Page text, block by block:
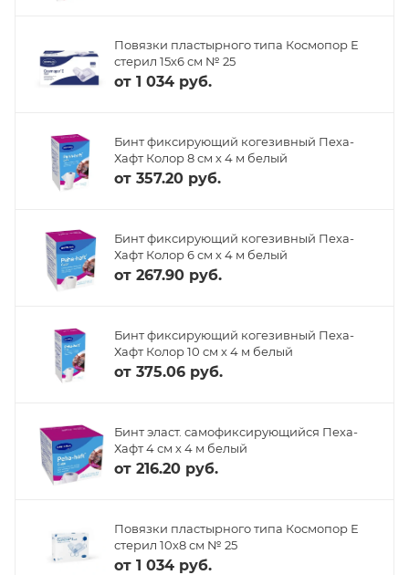
Повязки пластырного типа Космопор Е
стерил 15х6 см № 25
от 1 034 руб.
Бинт фиксирующий когезивный Пеха-
Хафт Колор 8 см х 4 м белый
от 357.20 руб.
Бинт фиксирующий когезивный Пеха-
Хафт Колор 6 см х 4 м белый
от 267.90 руб.
Бинт фиксирующий когезивный Пеха-
Хафт Колор 10 см х 4 м белый
от 375.06 руб.
Бинт эласт. самофиксирующийся Пеха-
Хафт 4 см х 4 м белый
от 216.20 руб.
Повязки пластырного типа Космопор Е
стерил 10х8 см № 25
от 1 034 руб.